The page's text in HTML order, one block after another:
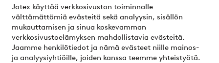
Jotex käyttää verkkosivuston toiminnalle
välttämättömiä evästeitä sekä analyysin, sisällön
mukauttamisen ja sinua koskevamman
verkkosivustoelämyksen mahdollistavia evästeitä.
Jaamme henkilötiedot ja nämä evästeet niille mainos-
ja analyysiyhtiöille, joiden kanssa teemme yhteistyötä.
Omat sivut
Tietoa Jotexista